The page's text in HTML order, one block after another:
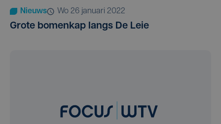
Nieuws wo 26 januari 2022
Grote bomenkap langs De Leie